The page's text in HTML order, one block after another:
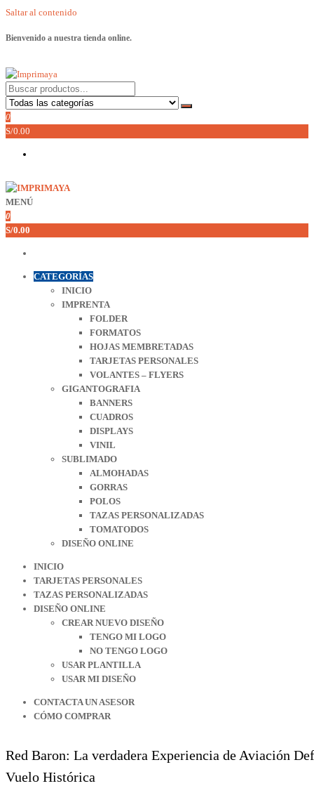
Saltar al contenido
Bienvenido a nuestra tienda online.
Imprimaya
Lo tenemos todo!
0
S/0.00
Imprimaya
Lo tenemos todo!
MENÚ
0
S/0.00
CATEGORÍAS
INICIO
IMPRENTA
FOLDER
FORMATOS
HOJAS MEMBRETADAS
TARJETAS PERSONALES
VOLANTES – FLYERS
GIGANTOGRAFIA
BANNERS
CUADROS
DISPLAYS
VINIL
SUBLIMADO
ALMOHADAS
GORRAS
POLOS
TAZAS PERSONALIZADAS
TOMATODOS
DISEÑO ONLINE
INICIO
TARJETAS PERSONALES
TAZAS PERSONALIZADAS
DISEÑO ONLINE
CREAR NUEVO DISEÑO
TENGO MI LOGO
NO TENGO LOGO
USAR PLANTILLA
USAR MI DISEÑO
CONTACTA UN ASESOR
CÓMO COMPRAR
Red Baron: La verdadera Experiencia de Aviación
Vuelo Histórica